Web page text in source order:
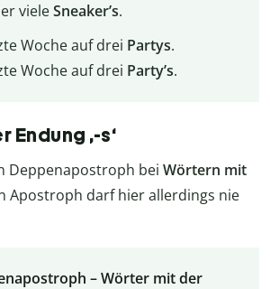
vieleSneaker’s.
Woche auf drei Partys.
Woche auf drei Party’s.
‚-s‘
Deppenapostroph bei Wörtern mit
Apostroph darf hier allerdings nie
– Wörter mit der